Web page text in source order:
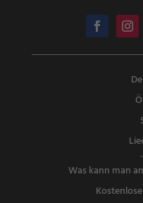
Was kann man